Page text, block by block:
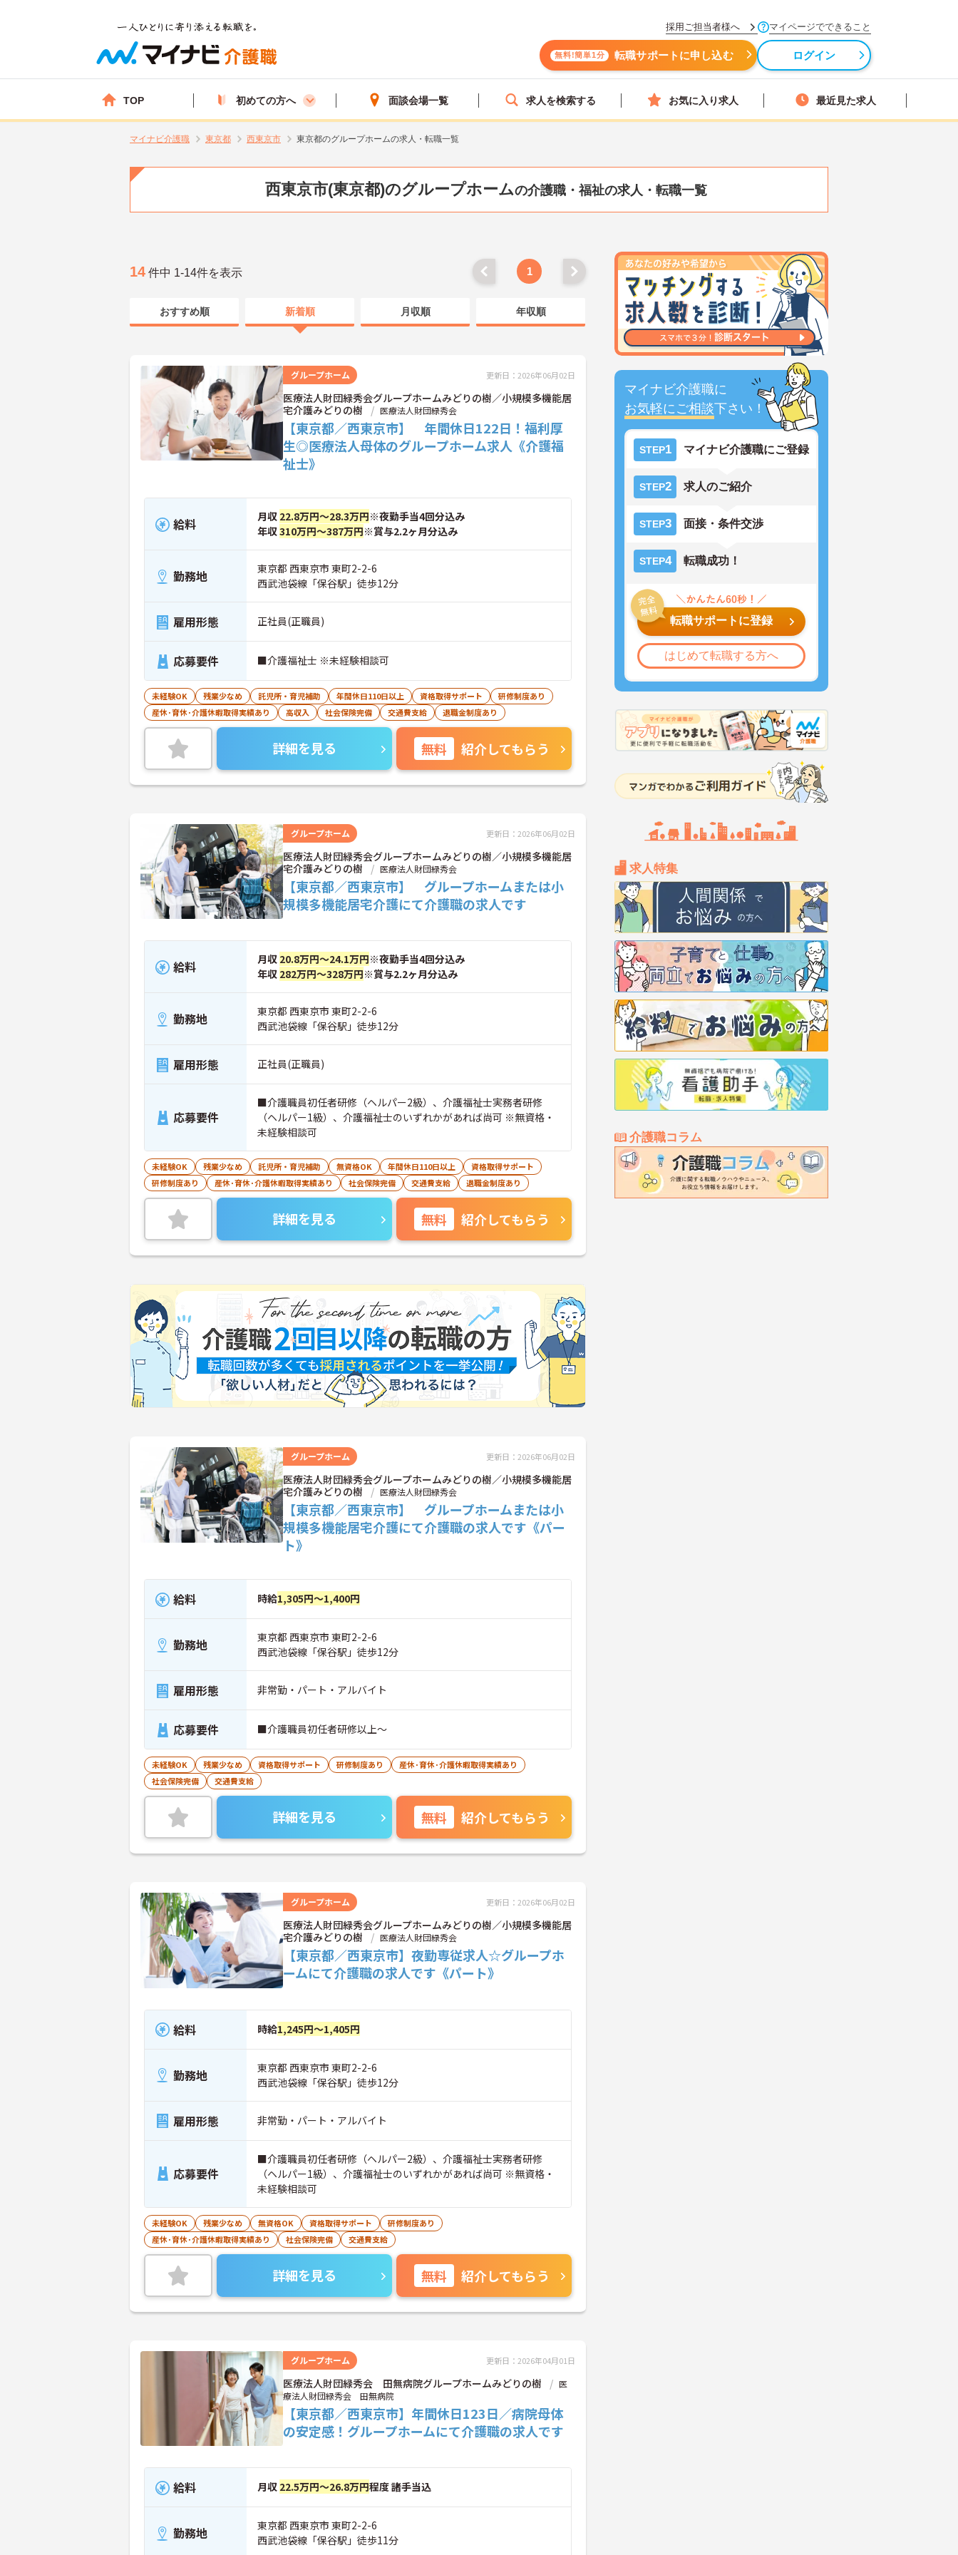
採用ご担当者様へ マイページでできること
無料!簡単1分 転職サポートに申し込む ログイン
TOP 初めての方へ 面談会場一覧 求人を検索する お気に入り求人 最近見た求人
マイナビ介護職 東京都 西東京市 東京都のグループホームの求人・転職一覧
西東京市(東京都)のグループホームの介護職・福祉の求人・転職一覧
マイナビ介護職に
お気軽にご相談下さい！
STEP1 マイナビ介護職にご登録
STEP2 求人のご紹介
STEP3 面接・条件交渉
STEP4 転職成功！
転職サポートに登録
はじめて転職する方へ
求人特集
介護職コラム
14 件中 1-14件を表示 1
おすすめ順 新着順 月収順 年収順
グループホーム 更新日：2026年06月02日
医療法人財団緑秀会グループホームみどりの樹／小規模多機能居
宅介護みどりの樹
医療法人財団緑秀会
【東京都／西東京市】 年間休日122日！福利厚
生◎医療法人母体のグループホーム求人《介護福
祉士》
給料 月収 22.8万円～28.3万円※夜勤手当4回分込み
年収310万円～387万円※賞与2.2ヶ月分込み
勤務地
東京都 西東京市 東町2-2-6
西武池袋線「保谷駅」徒歩12分
雇用形態 正社員(正職員)
応募要件 ■介護福祉士 ※未経験相談可
未経験OK 残業少なめ 託児所・育児補助 年間休日110日以上 資格取得サポート
研修制度あり
産休･育休･介護休暇取得実績あり
高収入 社会保険完備 交通費支給 退職金制度あり
詳細を見る 無料 紹介してもらう
グループホーム 更新日：2026年06月02日
医療法人財団緑秀会グループホームみどりの樹／小規模多機能居
宅介護みどりの樹
医療法人財団緑秀会
【東京都／西東京市】 グループホームまたは小
規模多機能居宅介護にて介護職の求人です
給料 月収 20.8万円～24.1万円※夜勤手当4回分込み
年収 282万円～328万円※賞与2.2ヶ月分込み
勤務地
東京都 西東京市 東町2-2-6
西武池袋線「保谷駅」徒歩12分
雇用形態 正社員(正職員)
応募要件
■介護職員初任者研修（ヘルパー2級）、介護福祉士実務者研修
（ヘルパー1級）、介護福祉士のいずれかがあれば尚可 ※無資格・
未経験相談可
未経験OK 残業少なめ 託児所・育児補助 無資格OK 年間休日110日以上
資格取得サポート
研修制度あり
産休･育休･介護休暇取得実績あり 社会保険完備 交通費支給 退職金制度あり
詳細を見る 無料 紹介してもらう
グループホーム 更新日：2026年06月02日
医療法人財団緑秀会グループホームみどりの樹／小規模多機能居
宅介護みどりの樹
医療法人財団緑秀会
【東京都／西東京市】 グループホームまたは小
規模多機能居宅介護にて介護職の求人です《パー
ト》
給料 時給1,305円～1,400円
勤務地
東京都 西東京市 東町2-2-6
西武池袋線「保谷駅」徒歩12分
雇用形態 非常勤・パート・アルバイト
応募要件 ■介護職員初任者研修以上～
未経験OK 残業少なめ 資格取得サポート 研修制度あり
産休･育休･介護休暇取得実績あり
社会保険完備
交通費支給
詳細を見る 無料 紹介してもらう
グループホーム 更新日：2026年06月02日
医療法人財団緑秀会グループホームみどりの樹／小規模多機能居
宅介護みどりの樹
医療法人財団緑秀会
【東京都／西東京市】夜勤専従求人☆グループホ
ームにて介護職の求人です《パート》
給料 時給1,245円～1,405円
勤務地
東京都 西東京市 東町2-2-6
西武池袋線「保谷駅」徒歩12分
雇用形態 非常勤・パート・アルバイト
応募要件
■介護職員初任者研修（ヘルパー2級）、介護福祉士実務者研修
（ヘルパー1級）、介護福祉士のいずれかがあれば尚可 ※無資格・
未経験相談可
未経験OK 残業少なめ 無資格OK 資格取得サポート
研修制度あり
産休･育休･介護休暇取得実績あり
社会保険完備 交通費支給
詳細を見る 無料 紹介してもらう
グループホーム 更新日：2026年04月01日
医療法人財団緑秀会 田無病院グループホームみどりの樹
医
療法人財団緑秀会 田無病院
【東京都／西東京市】年間休日123日／病院母体
の安定感！グループホームにて介護職の求人です
給料 月収 22.5万円～26.8万円程度 諸手当込
勤務地
東京都 西東京市 東町2-2-6
西武池袋線「保谷駅」徒歩11分